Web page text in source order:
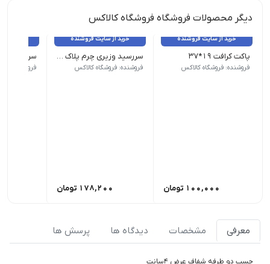
دیگر محصولات فروشگاه فروشگاه کالاکس
خرید از سایت فروشنده
پاکت کرافت ۱۹*۳۷
پاکت کرافت | سایز ۱۹ در ۳۷ | تعداد در هرکیلو = 50 عدد
فروشنده: فروشگاه کالاکس
100,000 تومان
خرید از سایت فروشنده
سررسید وزیری چرم پلاک دار ابعاد: ۲۴*۱۷*۲ سانتیمتر | سایز تقویم: وزیری | وزن کاغذ: 80 گرمی | نوع صحافی: دوخت
فروشنده: فروشگاه کالاکس
178,200 تومان
ابعاد:
فروشنده:
معرفی مشخصات دیدگاه ها پرسش ها
چسب دو طرفه شفاف عرض 4سانت